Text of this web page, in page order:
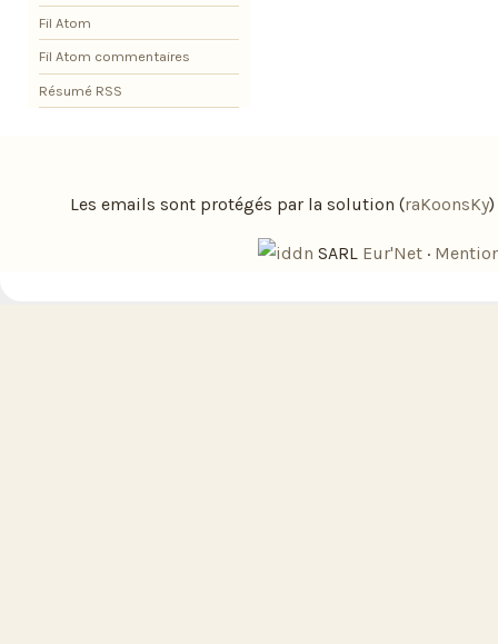
Fil Atom
Fil Atom commentaires
Résumé RSS
Les emails sont protégés par la solution (raKoonsKy)
SARL Eur'Net ·